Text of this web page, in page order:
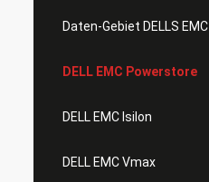
Daten-Gebiet DELLS EMC
DELL EMC Powerstore
DELL EMC Isilon
DELL EMC Vmax